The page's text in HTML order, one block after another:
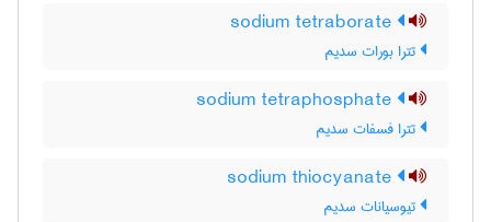
تترا بورات سدیم
تترا فسفات سدیم
تیوسیانات سدیم